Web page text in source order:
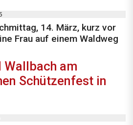
14. März, kurz vor
Frau auf einem Waldweg
Wallbach am
Schützenfest in